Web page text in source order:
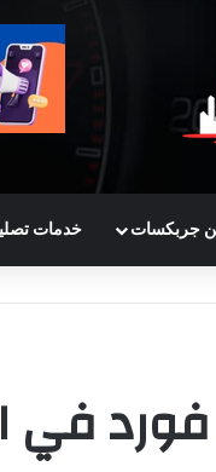
جربكسات خدمات
في